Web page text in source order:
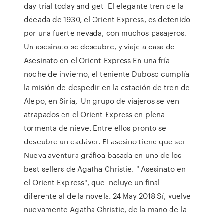
day trial today and get El elegante tren de la
década de 1930, el Orient Express, es detenido
por una fuerte nevada, con muchos pasajeros.
Un asesinato se descubre, y viaje a casa de
Asesinato en el Orient Express En una fría
noche de invierno, el teniente Dubosc cumplía
la misión de despedir en la estación de tren de
Alepo, en Siria, Un grupo de viajeros se ven
atrapados en el Orient Express en plena
tormenta de nieve. Entre ellos pronto se
descubre un cadáver. El asesino tiene que ser
Nueva aventura gráfica basada en uno de los
best sellers de Agatha Christie, " Asesinato en
el Orient Express", que incluye un final
diferente al de la novela. 24 May 2018 Sí, vuelve
nuevamente Agatha Christie, de la mano de la